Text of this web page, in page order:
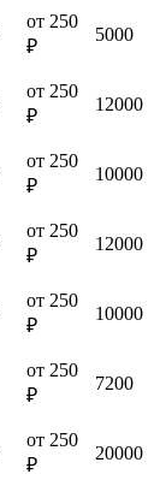
от 250
₽
5000
от 250
₽
12000
от 250
₽
10000
от 250
₽
12000
от 250
₽
10000
от 250
₽
7200
от 250
₽
20000